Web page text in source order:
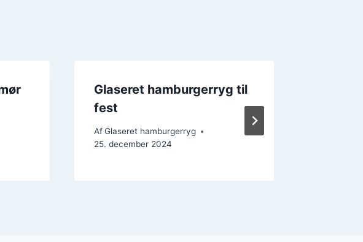
Glaseret hamburgerryg til
fest
Af Glaseret hamburgerryg
25. december 2024